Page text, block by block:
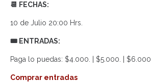
📆 FECHAS:
10 de Julio 20:00 Hrs.
🎟 ENTRADAS:
Paga lo puedas: $4.000. | $5.000. | $6.000.
Comprar entradas